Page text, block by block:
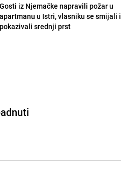
Gosti iz Njemačke napravili požar u
apartmanu u Istri, vlasniku se smijali i
pokazivali srednji prst